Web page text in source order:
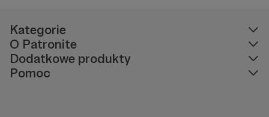
Kategorie
O Patronite
Dodatkowe produkty
Pomoc